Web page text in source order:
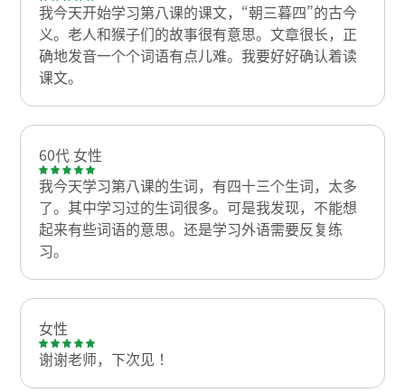
我今天开始学习第八课的课文，“朝三暮四”的古今
义。老人和猴子们的故事很有意思。文章很长，正
确地发音一个个词语有点儿难。我要好好确认着读
课文。
60代 女性
我今天学习第八课的生词，有四十三个生词，太多
了。其中学习过的生词很多。可是我发现，不能想
起来有些词语的意思。还是学习外语需要反复练
习。
女性
谢谢老师，下次见！